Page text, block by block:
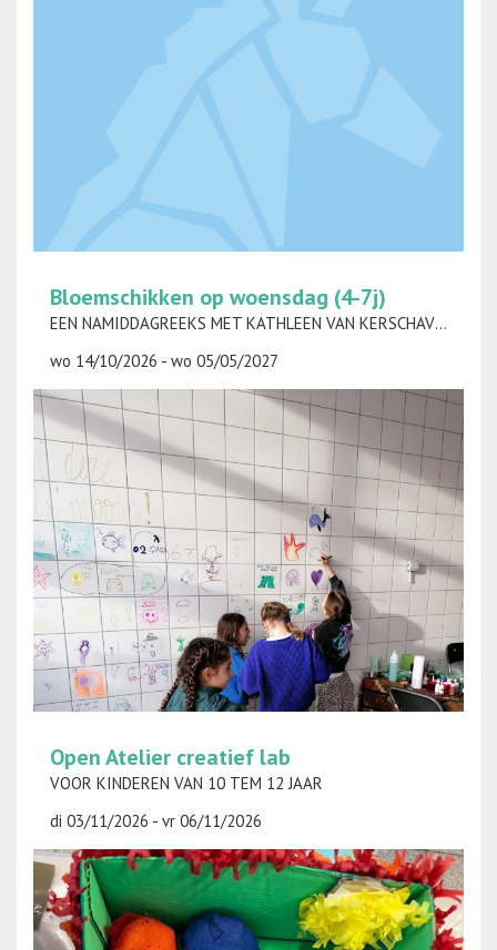
Bloemschikken op woensdag (4-7j)
EEN NAMIDDAGREEKS MET KATHLEEN VAN KERSCHAVER EN HILDE ROBBERECHTS
wo 14/10/2026 - wo 05/05/2027
Open Atelier creatief lab
VOOR KINDEREN VAN 10 TEM 12 JAAR
di 03/11/2026 - vr 06/11/2026